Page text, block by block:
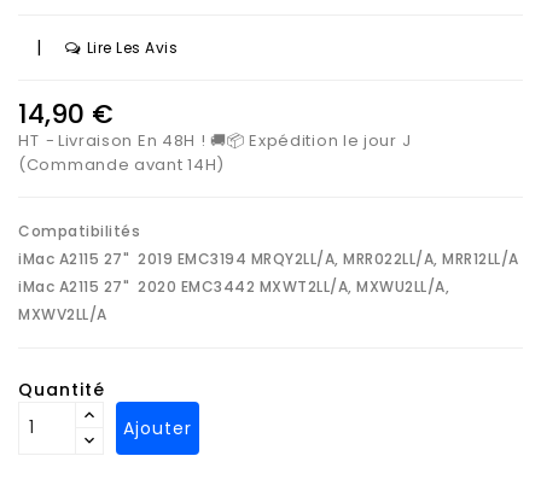
| Lire Les Avis
14,90 €
HT
Livraison En 48H ! 🚚📦 Expédition le jour J
(Commande avant 14H)
Compatibilités
iMac A2115 27" 2019 EMC3194 MRQY2LL/A, MRR022LL/A, MRR12LL/A
iMac A2115 27" 2020 EMC3442 MXWT2LL/A, MXWU2LL/A,
MXWV2LL/A
Quantité
Ajouter